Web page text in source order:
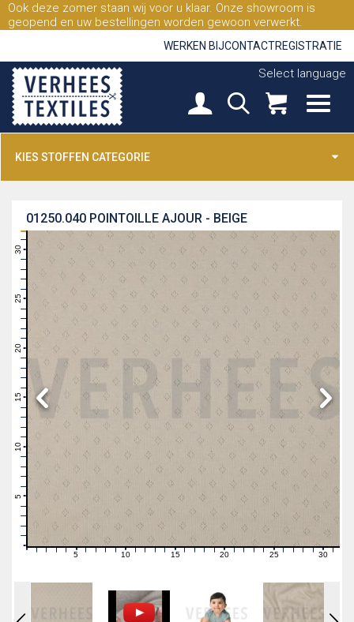
Ook deze zomer staan wij voor u klaar. Onze showroom is
geopend en uw bestellingen worden gewoon verwerkt.
WERKEN BIJCONTACTREGISTRATIE
Select language
KIES STOFFEN CATEGORIE
POINTOILLE AJOUR - BEIGE
01250.040
10
11
13
16
21
26
1 2 3 4 6 7 89 1011121314 15 1617181920 21222324 26272829 30 31